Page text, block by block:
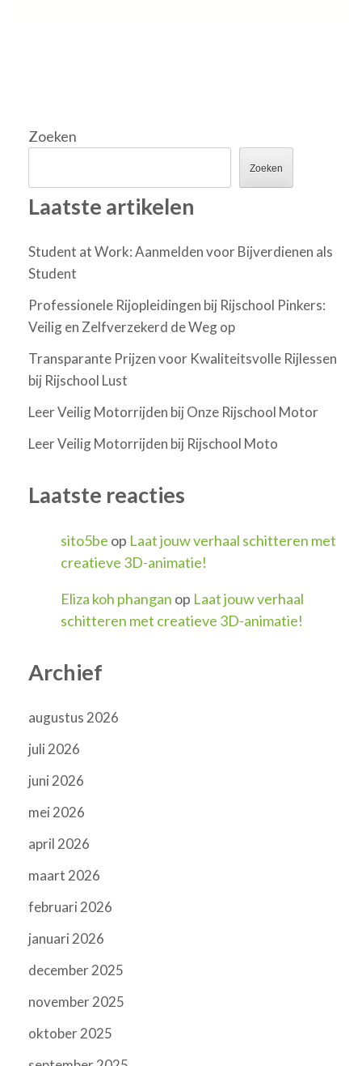
Zoeken
Zoeken
Laatste artikelen
Student at Work: Aanmelden voor Bijverdienen als
Student
Professionele Rijopleidingen bij Rijschool Pinkers:
Veilig en Zelfverzekerd de Weg op
Transparante Prijzen voor Kwaliteitsvolle Rijlessen
bij Rijschool Lust
Leer Veilig Motorrijden bij Onze Rijschool Motor
Leer Veilig Motorrijden bij Rijschool Moto
Laatste reacties
sito5be op Laat jouw verhaal schitteren met
creatieve 3D-animatie!
Eliza koh phangan op Laat jouw verhaal
schitteren met creatieve 3D-animatie!
Archief
augustus 2026
juli 2026
juni 2026
mei 2026
april 2026
maart 2026
februari 2026
januari 2026
december 2025
november 2025
oktober 2025